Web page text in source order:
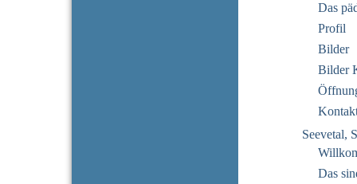
Das
Profil
Bilder
Bilder
Seevetal,
Das